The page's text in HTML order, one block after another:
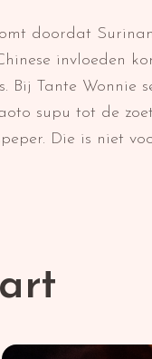
doordat
invloeden
Tante Wonnie
supu tot de
Die is niet